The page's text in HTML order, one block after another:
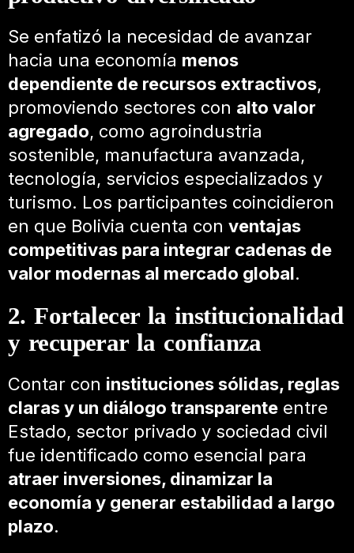
Se enfatizó la necesidad de avanzar
hacia una economía menos
dependiente de recursos extractivos,
promoviendo sectores con alto valor
agregado, como agroindustria
sostenible, manufactura avanzada,
tecnología, servicios especializados y
turismo. Los participantes coincidieron
en que Bolivia cuenta con ventajas
competitivas para integrar cadenas de
valor modernas al mercado global.
2. Fortalecer la institucionalidad
y recuperar la confianza
Contar con instituciones sólidas, reglas
claras y un diálogo transparente entre
Estado, sector privado y sociedad civil
fue identificado como esencial para
atraer inversiones, dinamizar la
economía y generar estabilidad a largo
plazo.